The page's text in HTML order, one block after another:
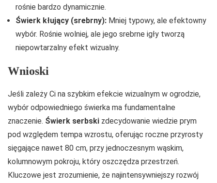
rośnie bardzo dynamicznie.
Świerk kłujący (srebrny): Mniej typowy, ale efektowny
wybór. Rośnie wolniej, ale jego srebrne igły tworzą
niepowtarzalny efekt wizualny.
Wnioski
Jeśli zależy Ci na szybkim efekcie wizualnym w ogrodzie,
wybór odpowiedniego świerka ma fundamentalne
znaczenie. Świerk serbski zdecydowanie wiedzie prym
pod względem tempa wzrostu, oferując roczne przyrosty
sięgające nawet 80 cm, przy jednoczesnym wąskim,
kolumnowym pokroju, który oszczędza przestrzeń.
Kluczowe jest zrozumienie, że najintensywniejszy rozwój